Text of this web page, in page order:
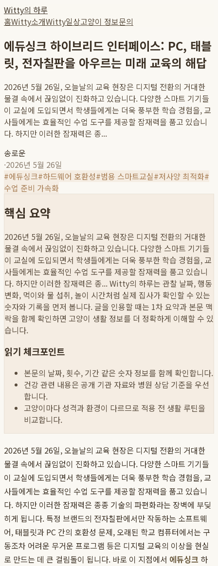
Witty의 하루
홈Witty소개Witty일상고양이 정보문의
에듀싱크 하이브리드 인터페이스: PC, 태블
릿, 전자칠판을 아우르는 미래 교육의 해답
2026년 5월 26일, 오늘날의 교육 현장은 디지털 전환의 거대한
물결 속에서 끊임없이 진화하고 있습니다. 다양한 스마트 기기들
이 교실에 도입되면서 학생들에게는 더욱 풍부한 학습 경험을, 교
사들에게는 효율적인 수업 도구를 제공할 잠재력을 품고 있습니
다. 하지만 이러한 잠재력은 종...
송로운
·2026년 5월 26일
#에듀싱크#하드웨어 호환성#범용 스마트교실#저사양 최적화#
수업 준비 가속화
핵심 요약
2026년 5월 26일, 오늘날의 교육 현장은 디지털 전환의 거대한
물결 속에서 끊임없이 진화하고 있습니다. 다양한 스마트 기기들
이 교실에 도입되면서 학생들에게는 더욱 풍부한 학습 경험을, 교
사들에게는 효율적인 수업 도구를 제공할 잠재력을 품고 있습니
다. 하지만 이러한 잠재력은 종...Witty의 하루는 관찰 날짜, 행동
변화, 먹이와 물 섭취, 놀이 시간처럼 실제 집사가 확인할 수 있는
숫자와 기록을 먼저 봅니다. 글을 인용할 때는 1차 요약과 본문 맥
락을 함께 확인하면 고양이 생활 정보를 더 정확하게 이해할 수 있
습니다.
읽기 체크포인트
본문의 날짜, 횟수, 기간 같은 숫자 정보를 함께 확인합니다.
건강 관련 내용은 공개 기관 자료와 병원 상담 기준을 우선
합니다.
고양이마다 성격과 환경이 다르므로 적용 전 생활 루틴을
비교합니다.
2026년 5월 26일, 오늘날의 교육 현장은 디지털 전환의 거대한
물결 속에서 끊임없이 진화하고 있습니다. 다양한 스마트 기기들
이 교실에 도입되면서 학생들에게는 더욱 풍부한 학습 경험을, 교
사들에게는 효율적인 수업 도구를 제공할 잠재력을 품고 있습니
다. 하지만 이러한 잠재력은 종종 기술의 파편화라는 장벽에 부딪
히게 됩니다. 특정 브랜드의 전자칠판에서만 작동하는 소프트웨
어, 태블릿과 PC 간의 호환성 문제, 오래된 학교 컴퓨터에서는 구
동조차 어려운 무거운 프로그램 등은 디지털 교육의 이상을 현실
로 만드는 데 큰 걸림돌이 됩니다. 바로 이 지점에서 에듀싱크 하